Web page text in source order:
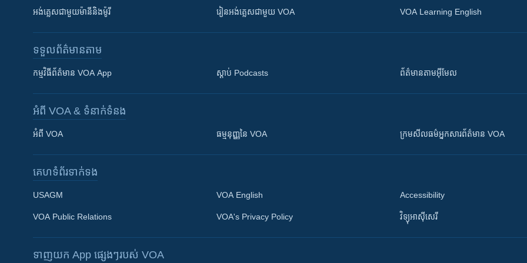
Khmer English
អង់គ្លេស​ជាមួយ​ម៉ានី​និង​ម៉ូរី រៀន​​​​​​អង់គ្លេស​​ជាមួយ VOA VOA Learning English
ទទួល​ព័ត៌មាន​តាម
កម្មវិធី​ព័ត៌មាន VOA App ស្តាប់ Podcasts ព័ត៌មាន​តាម​អ៊ីមែល
អំពី​ VOA & ទំនាក់ទំនង
អំពី​ VOA ធម្មនុញ្ញ​នៃ VOA ក្រម​​​សីលធម៌​​​អ្នក​​​សារព័ត៌មាន VOA
គេហទំព័រ​​ទាក់ទង
USAGM
VOA Public Relations
VOA English
VOA's Privacy Policy
Accessibility
វិទ្យុ​អាស៊ី​សេរី
ទាញយក​ App ផ្សេងៗ​របស់​ VOA